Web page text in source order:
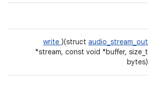
write )(struct audio_stream_out
*stream, const void *buffer, size_t
bytes)